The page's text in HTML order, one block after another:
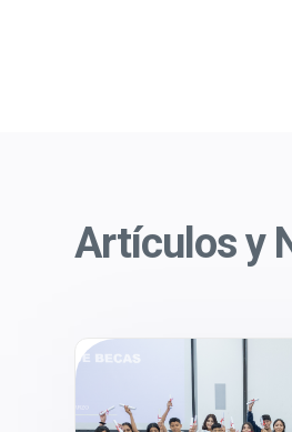
Artículos y